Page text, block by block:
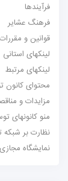
فرآیندها
فرهنگ عشایر
قوانین و مقررات
لینکهای استانی
لینکهای مرتبط
محتوای کانون
مزایدات و
منو کانونهای
نظارت بر شبکه
نمایشگاه